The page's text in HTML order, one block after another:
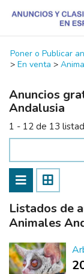
Poner o Publicar
> En venta >
Anuncios
Andalusia
1 - 12 de 13
Listados de
Animales